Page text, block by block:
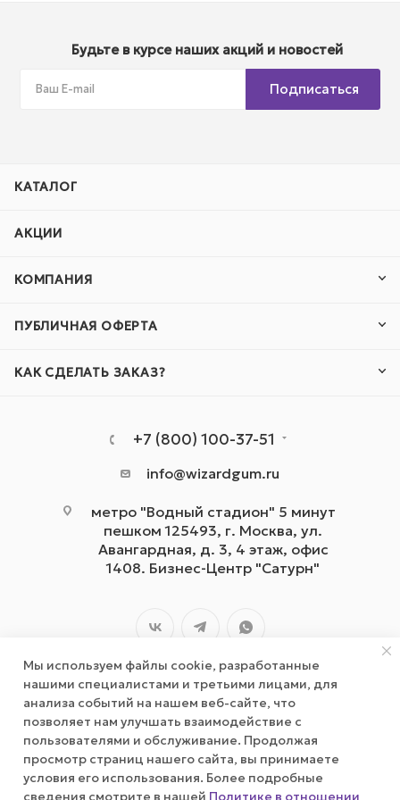
Будьте в курсе наших акций и новостей
Подписаться
КАТАЛОГ
АКЦИИ
КОМПАНИЯ
ПУБЛИЧНАЯ ОФЕРТА
КАК СДЕЛАТЬ ЗАКАЗ?
+7 (800) 100-37-51
info@wizardgum.ru
метро "Водный стадион" 5 минут
пешком 125493, г. Москва, ул.
Авангардная, д. 3, 4 этаж, офис
1408. Бизнес-Центр "Сатурн"
2026 © wizardgum.ru, 2021
Мы используем файлы cookie, разработанные
нашими специалистами и третьими лицами, для
анализа событий на нашем веб-сайте, что
позволяет нам улучшать взаимодействие с
пользователями и обслуживание. Продолжая
просмотр страниц нашего сайта, вы принимаете
условия его использования. Более подробные
сведения смотрите в нашей Политике в отношении